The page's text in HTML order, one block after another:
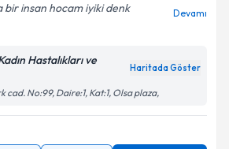
bir insan hocam iyiki denk
Devamı
Hastalıkları ve
Haritada Göster
cad. No:99, Daire:1, Kat:1, Olsa plaza,